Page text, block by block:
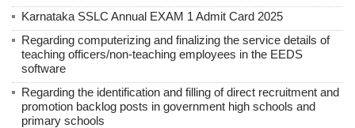
Karnataka SSLC Annual EXAM 1 Admit Card 2025
Regarding computerizing and finalizing the service details of
teaching officers/non-teaching employees in the EEDS
software
Regarding the identification and filling of direct recruitment and
promotion backlog posts in government high schools and
primary schools